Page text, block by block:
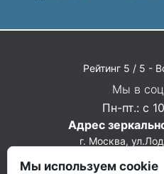
Рейтинг 5 / 5 -
Мы в
Пн-пт.: c
Адрес
г. Москва,
Мы используем cookie